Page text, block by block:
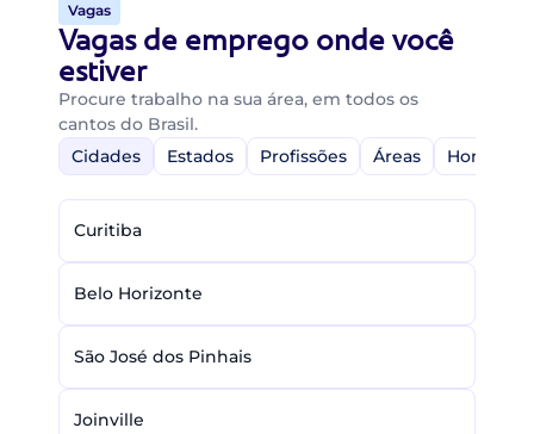
Vagas
Vagas de emprego onde você
estiver
Procure trabalho na sua área, em todos os
cantos do Brasil.
Cidades
Estados Profissões Áreas Home-
Curitiba
Belo Horizonte
São José dos Pinhais
Joinville